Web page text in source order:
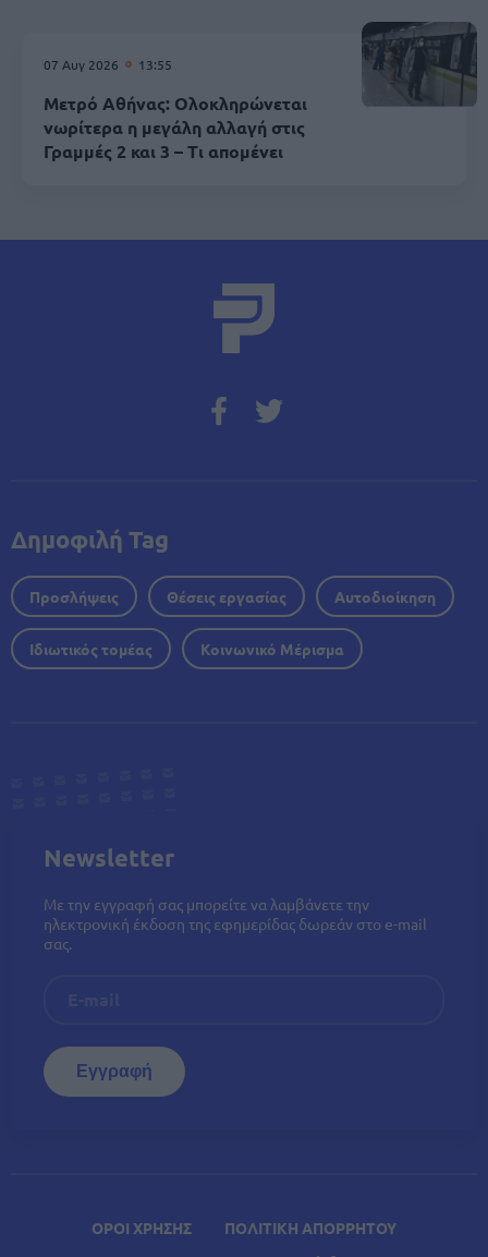
07 Αυγ 2026 13:55
Μετρό Αθήνας: Ολοκληρώνεται
νωρίτερα η μεγάλη αλλαγή στις
Γραμμές 2 και 3 – Τι απομένει
ΟΡΟΙ ΧΡΗΣΗΣ
ΠΟΛΙΤΙΚΗ ΑΠΟΡΡΗΤΟΥ
Δημοφιλή Tag
Προσλήψεις Θέσεις εργασίας Αυτοδιοίκηση
Ιδιωτικός τομέας Κοινωνικό Μέρισμα
Newsletter
Με την εγγραφή σας μπορείτε να λαμβάνετε την
ηλεκτρονική έκδοση της εφημερίδας δωρεάν στο e-mail
σας.